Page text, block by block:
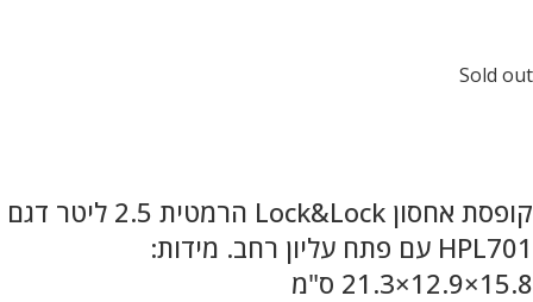
Sold out
קופסת אחסון Lock&Lock הרמטית 2.5 ליטר דגם
HPL701 עם פתח עליון רחב. מידות:
15.8×12.9×21.3 ס"מ